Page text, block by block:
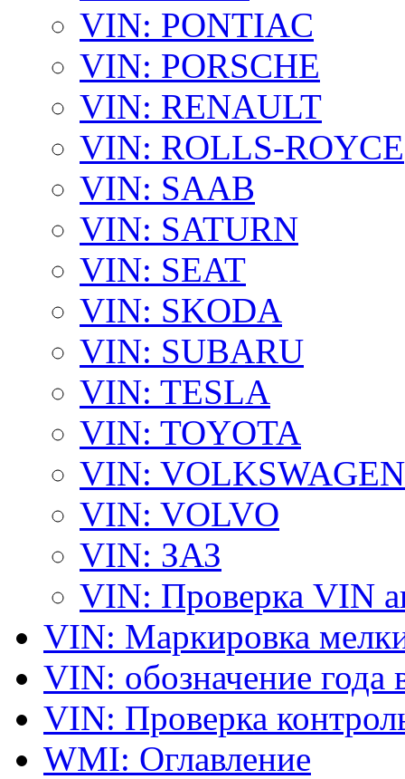
VIN: PONTIAC
VIN: PORSCHE
VIN: RENAULT
VIN: ROLLS-ROYCE
VIN: SAAB
VIN: SATURN
VIN: SEAT
VIN: SKODA
VIN: SUBARU
VIN: TESLA
VIN: TOYOTA
VIN: VOLKSWAGEN
VIN: VOLVO
VIN: ЗАЗ
VIN: Проверка VIN
VIN: Маркировка
VIN: обозначение года
VIN: Проверка
WMI: Оглавление